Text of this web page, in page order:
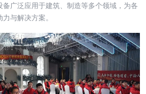
广泛应用于建筑、制造等多个领域，为各
与解决方案。